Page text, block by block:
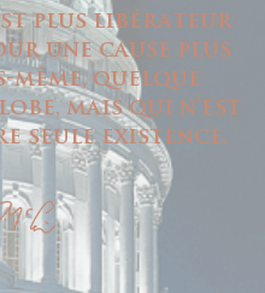
plus libérateur
une cause plus
quelque
mais qui n'est
seule existence.